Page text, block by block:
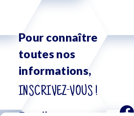
Pour connaître
toutes nos
informations,
INSCRIVEZ-VOUS !